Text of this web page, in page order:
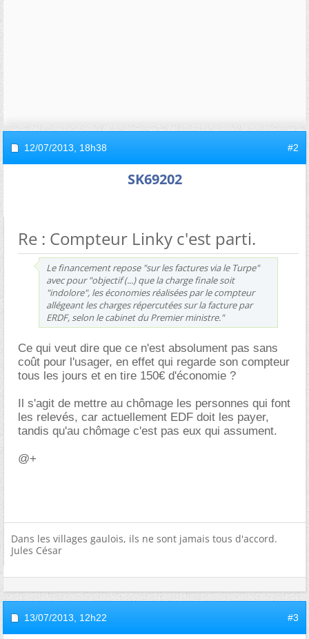
12/07/2013, 18h38 #2
SK69202
Re : Compteur Linky c'est parti.
Le financement repose "sur les factures via le Turpe"
avec pour "objectif (...) que la charge finale soit
"indolore", les économies réalisées par le compteur
allégeant les charges répercutées sur la facture par
ERDF, selon le cabinet du Premier ministre."
Ce qui veut dire que ce n'est absolument pas sans
coût pour l'usager, en effet qui regarde son compteur
tous les jours et en tire 150€ d'économie ?
Il s'agit de mettre au chômage les personnes qui font
les relevés, car actuellement EDF doit les payer,
tandis qu'au chômage c'est pas eux qui assument.
@+
Dans les villages gaulois, ils ne sont jamais tous d'accord.
Jules César
13/07/2013, 12h22 #3